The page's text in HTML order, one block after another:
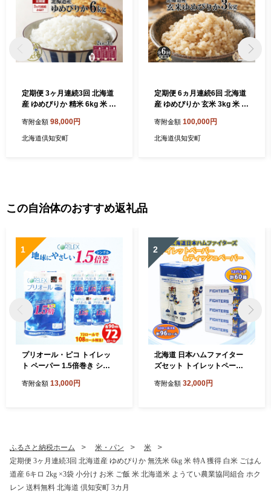
定期便 3ヶ月連続3回 北海道
産 ゆめぴりか 精米 6kg 米 特
ロ 2kg ×3袋 小分け お米 ご
飯 米 北海道米 ようてい農業
寄附金額 98,000円
北海道倶知安町
定期便 6ヵ月連続6回 北海道
産 ゆめぴりか 玄米 3kg 米 特
産米 ブランド米 3キロ お米
ご飯 ヘルシー 北海道米 よう
寄附金額 100,000円
北海道倶知安町
この自治体のおすすめ返礼品
1
プリオール・ピコ トイレッ
ト ペーパー 1.5倍巻き シン
日本製 まとめ買い リサイク
寄附金額 13,000円
2
北海道 日本ハムファイター
ズセット トイレットペーパ
ィッシュペーパー 200組 60
寄附金額 32,000円
ふるさと納税ホーム 米・パン
米
定期便 3ヶ月連続3回 北海道産 ゆめぴりか 無洗米 6kg 米 特A 獲得 白米 ごはん
道産 6キロ 2kg ×3袋 小分け お米 ご飯 米 北海道米 ようてい農業協同組合 ホク
レン 送料無料 北海道 倶知安町 3カ月